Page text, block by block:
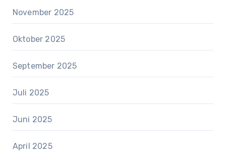
November 2025
Oktober 2025
September 2025
Juli 2025
Juni 2025
April 2025